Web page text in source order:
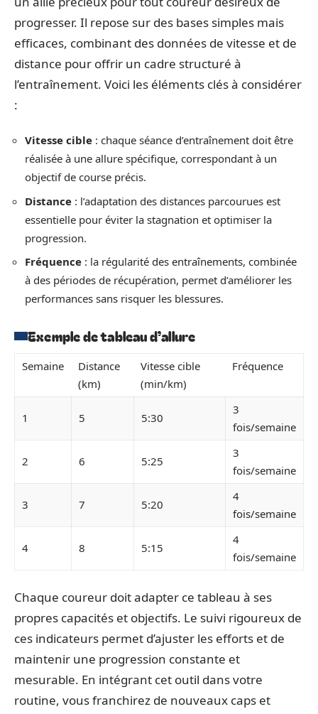
progresser. Il repose sur des bases simples mais
efficaces, combinant des données de vitesse et de
distance pour offrir un cadre structuré à
l’entraînement. Voici les éléments clés à considérer
:
Vitesse cible : chaque séance d’entraînement doit être
réalisée à une allure spécifique, correspondant à un
objectif de course précis.
Distance : l’adaptation des distances parcourues est
essentielle pour éviter la stagnation et optimiser la
progression.
Fréquence : la régularité des entraînements, combinée
à des périodes de récupération, permet d’améliorer les
performances sans risquer les blessures.
Exemple de tableau d’allure
Semaine
Distance
(km)
Vitesse cible
(min/km)
Fréquence
1 5 5:30
3
fois/semaine
2 6 5:25
3
fois/semaine
3 7 5:20
4
fois/semaine
4 8 5:15
4
fois/semaine
Chaque coureur doit adapter ce tableau à ses
propres capacités et objectifs. Le suivi rigoureux de
ces indicateurs permet d’ajuster les efforts et de
maintenir une progression constante et
mesurable. En intégrant cet outil dans votre
routine, vous franchirez de nouveaux caps et